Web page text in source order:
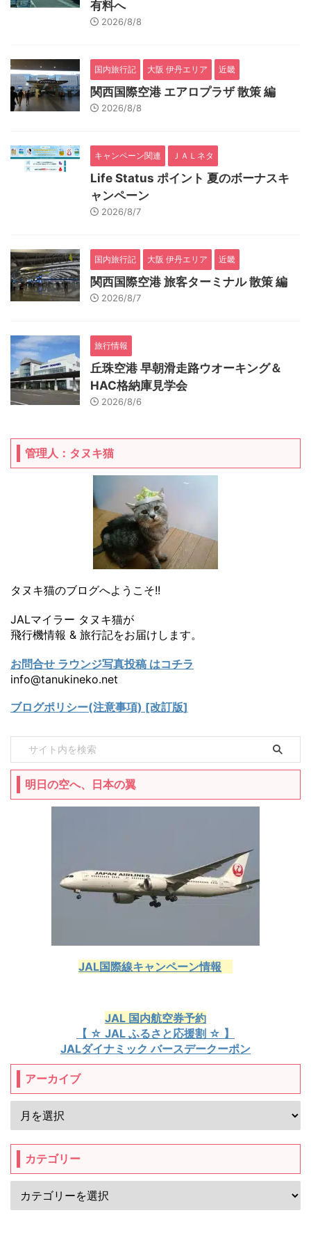
有料へ
2026/8/8
国内旅行記 大阪 伊丹エリア 近畿
関西国際空港 エアロプラザ 散策 編
2026/8/8
キャンペーン関連 ＪＡＬネタ
Life Status ポイント 夏のボーナスキ
ャンペーン
2026/8/7
国内旅行記 大阪 伊丹エリア 近畿
関西国際空港 旅客ターミナル 散策 編
2026/8/7
旅行情報
丘珠空港 早朝滑走路ウオーキング＆
HAC格納庫見学会
2026/8/6
管理人：タヌキ猫
タヌキ猫のブログへようこそ!!
JALマイラー タヌキ猫が
飛行機情報 & 旅行記をお届けします。
お問合せ ラウンジ写真投稿 はコチラ
info@tanukineko.net
ブログポリシー(注意事項) [改訂版]
明日の空へ、日本の翼
JAL国際線キャンペーン情報
JAL 国内航空券予約
【 ☆ JAL ふるさと応援割 ☆ 】
JALダイナミック バースデークーポン
アーカイブ
カテゴリー